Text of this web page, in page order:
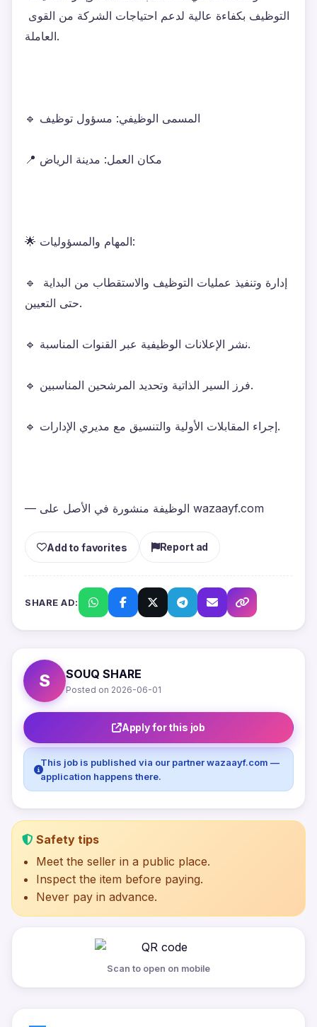
العاملة.
🔹 المسمى الوظيفي: مسؤول توظيف
📍 مكان العمل: مدينة الرياض
🌟 المهام والمسؤوليات:
🔹 إدارة وتنفيذ عمليات التوظيف والاستقطاب من البداية
حتى التعيين.
🔹 نشر الإعلانات الوظيفية عبر القنوات المناسبة.
🔹 فرز السير الذاتية وتحديد المرشحين المناسبين.
🔹 إجراء المقابلات الأولية والتنسيق مع مديري الإدارات.
— الوظيفة منشورة في الأصل على wazaayf.com
Add to favorites Report ad
SHARE AD:
S SOUQ SHARE
Posted on 2026-06-01
Apply for this job
This job is published via our partner wazaayf.com —
application happens there.
Safety tips
Meet the seller in a public place.
Inspect the item before paying.
Never pay in advance.
Scan to open on mobile